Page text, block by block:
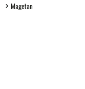
Magetan